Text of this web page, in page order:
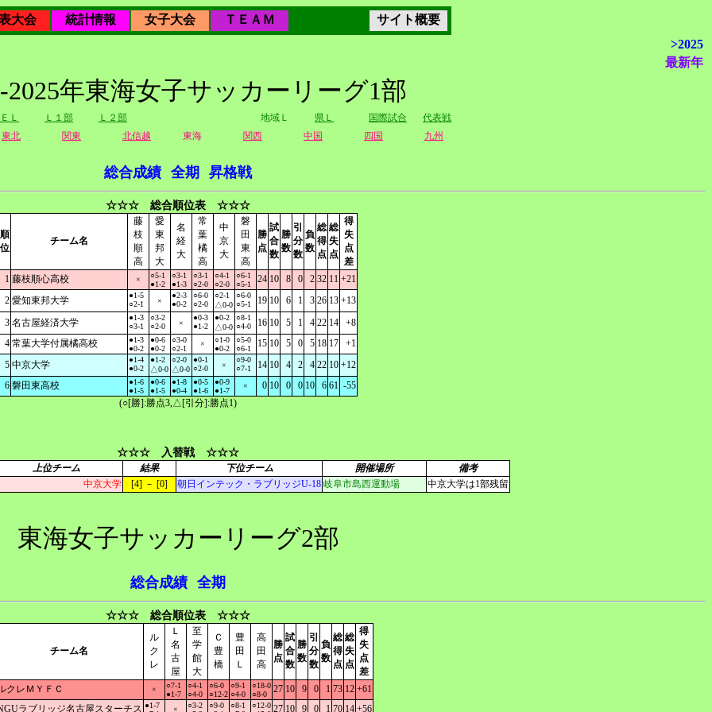
大会 統計情報 女子大会 ＴＥＡＭ
サイト概要
>2025
最新年
2025年東海女子サッカーリーグ1部
Ｌ Ｌ１部 Ｌ２部 地域Ｌ 県Ｌ 国際試合
代表戦
東北
関東 北信越 東海 関西 中国 四国 九州
総合成績 全期 昇格戦
☆☆☆ 総合順位表 ☆☆☆
順
位
チーム名
藤
枝
順
高
愛
東
邦
大
名
経
大
常
葉
橘
高
中
京
大
磐
田
東
高
勝
点
試
合
数
勝
数
引
分
数
負
数
総
得
点
総
失
点
得
失
点
差
1 藤枝順心高校 ×
○5-1
●1-2
○3-1
●1-3
○3-1
○2-0
○4-1
○2-0
○6-1
○5-1
24 10 8 0 2 32 11 +21
2 愛知東邦大学
●1-5
○2-1
×
●2-3
●0-2
○6-0
○2-0
○2-1
△0-0
○6-0
○5-1
19 10 6 1 3 26 13 +13
3 名古屋経済大学
●1-3
○3-1
○3-2
○2-0
×
●0-3
●1-2
●0-2
△0-0
○8-1
○4-0
16 10 5 1 4 22 14
+8
4 常葉大学付属橘高校
●1-3
●0-2
●0-6
●0-2
○3-0
○2-1
×
○1-0
●0-2
○5-0
○6-1
15 10 5 0 5 18 17
+1
5 中京大学
●1-4
●0-2
●1-2
△0-0
○2-0
△0-0
●0-1
○2-0
×
○9-0
○7-1
14 10 4 2 4 22 10 +12
6 磐田東高校
●1-6
●1-5
●0-6
●1-5
●1-8
●0-4
●0-5
●1-6
●0-9
●1-7
× 0 10 0 0 10 6 61 -55
(○[勝]:勝点3,△[引分]:勝点1)
☆☆☆ 入替戦 ☆☆☆
上位チーム 結果 下位チーム 開催場所
備考
中京大学
[4] － [0] 朝日インテック・ラブリッジU-18 岐阜市島西運動場 中京大学は1部残留
東海女子サッカーリーグ2部
総合成績 全期
☆☆☆ 総合順位表 ☆☆☆
チーム名
ル
ク
レ
Ｌ
名
古
屋
至
学
館
大
Ｃ
豊
橋
豊
田
Ｌ
高
田
高
勝
点
試
合
数
勝
数
引
分
数
負
数
総
得
点
総
失
点
得
失
点
差
クレＭＹＦＣ
×
○7-1
●1-7
○4-1
○4-0
○6-0
○12-2
○9-1
○4-0
○18-0
○8-0
27 10 9 0 1 73 12 +61
ラブリッジ名古屋スターチス ●1-7
×
○3-2
○9-0
○8-1
○12-0 27 10 9 0 1 70 14 +56